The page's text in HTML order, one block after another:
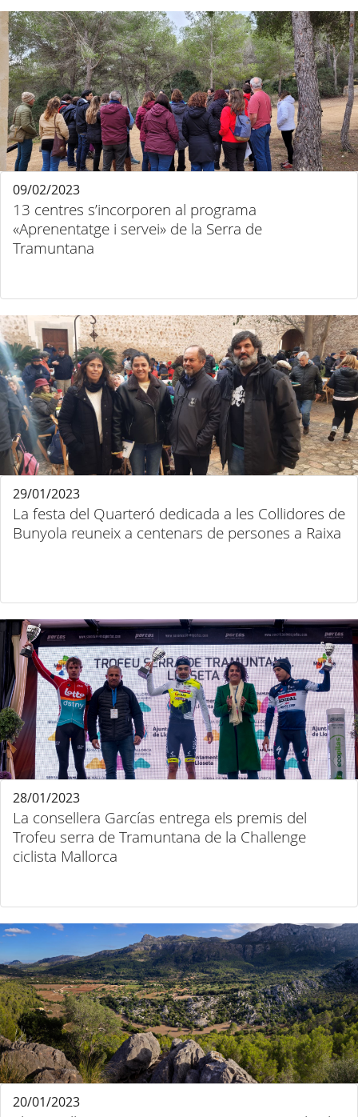
13 centres s’incorporen al programa
«Aprenentatge i servei» de la Serra de
Tramuntana
09/02/2023
La festa del Quarteró dedicada a les Collidores de
Bunyola reuneix a centenars de persones a Raixa
29/01/2023
La consellera Garcías entrega els premis del
Trofeu serra de Tramuntana de la Challenge
ciclista Mallorca
28/01/2023
20/01/2023